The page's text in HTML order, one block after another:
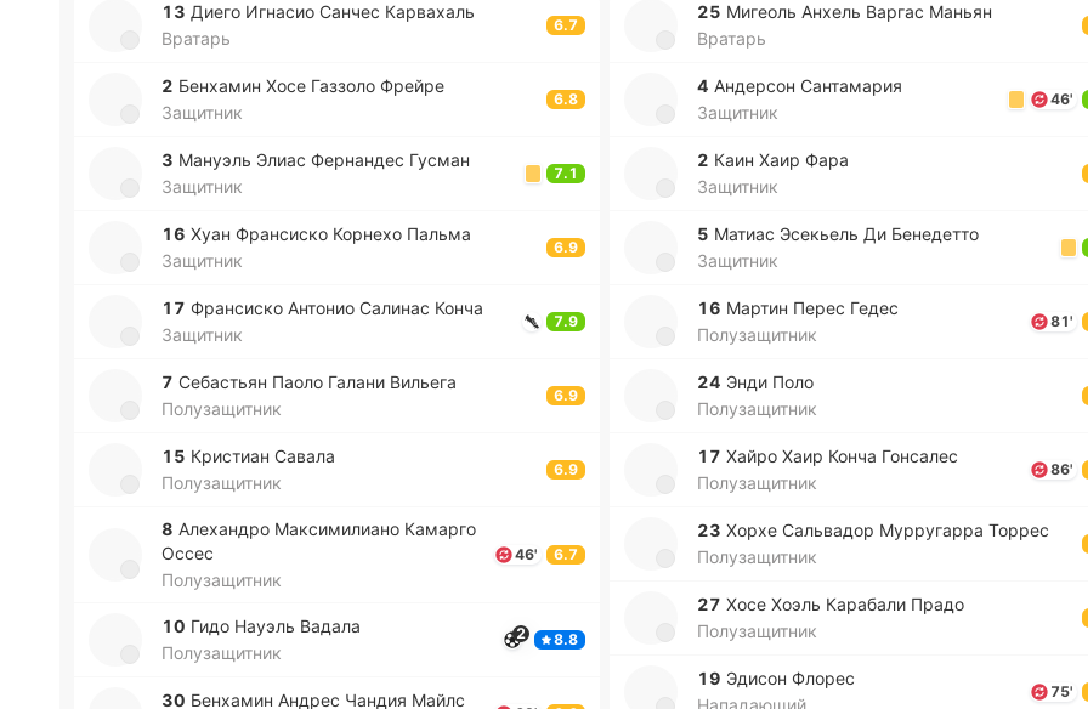
13 Диего Игна­сио Санчес Ка­рва­халь
Вратарь
6.7
2 Бе­нха­мин Хосе Га­ззо­ло Фрейре
Защитник
6.8
3 Ма­нуэль Элиас Фе­рна­ндес Гусман
Защитник
7.1
16 Хуан Фра­нси­ско Ко­рне­хо Пальма
Защитник
6.9
17 Фра­нси­ско Анто­нио Са­ли­нас Конча
Защитник
7.9
7 Се­ба­стьян Паоло Галани Ви­лье­га
Полузащитник
6.9
15 Кри­стиан Савала
Полузащитник
6.9
8 Але­ха­ндро Ма­кси­ми­лиа­но Ка­ма­рго
Оссес
Полузащитник
46' 6.7
10 Гидо Науэль Вадала
Полузащитник
2 8.8
30 Бе­нха­мин Андрес Чандия Майлс
25 Ми­геоль Анхель Варгас Маньян
Вратарь
4 Анде­рсон Са­нта­ма­рия
Защитник
46'
2 Каин Хаир Фара
Защитник
5 Матиас Эсе­кьель Ди Бе­не­де­тто
Защитник
16 Мартин Перес Гедес
Полузащитник
81'
24 Энди Поло
Полузащитник
17 Хайро Хаир Конча Го­нса­лес
Полузащитник
86'
23 Хорхе Са­льва­дор Му­рру­га­рра Торрес
Полузащитник
27 Хосе Хоэль Ка­ра­ба­ли Прадо
Полузащитник
19 Эдисон Флорес
Нападающий
75'